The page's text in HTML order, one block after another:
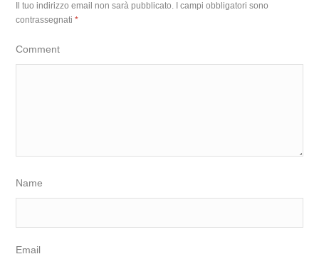
Il tuo indirizzo email non sarà pubblicato.
I campi obbligatori sono
contrassegnati*
Comment
Name
Email